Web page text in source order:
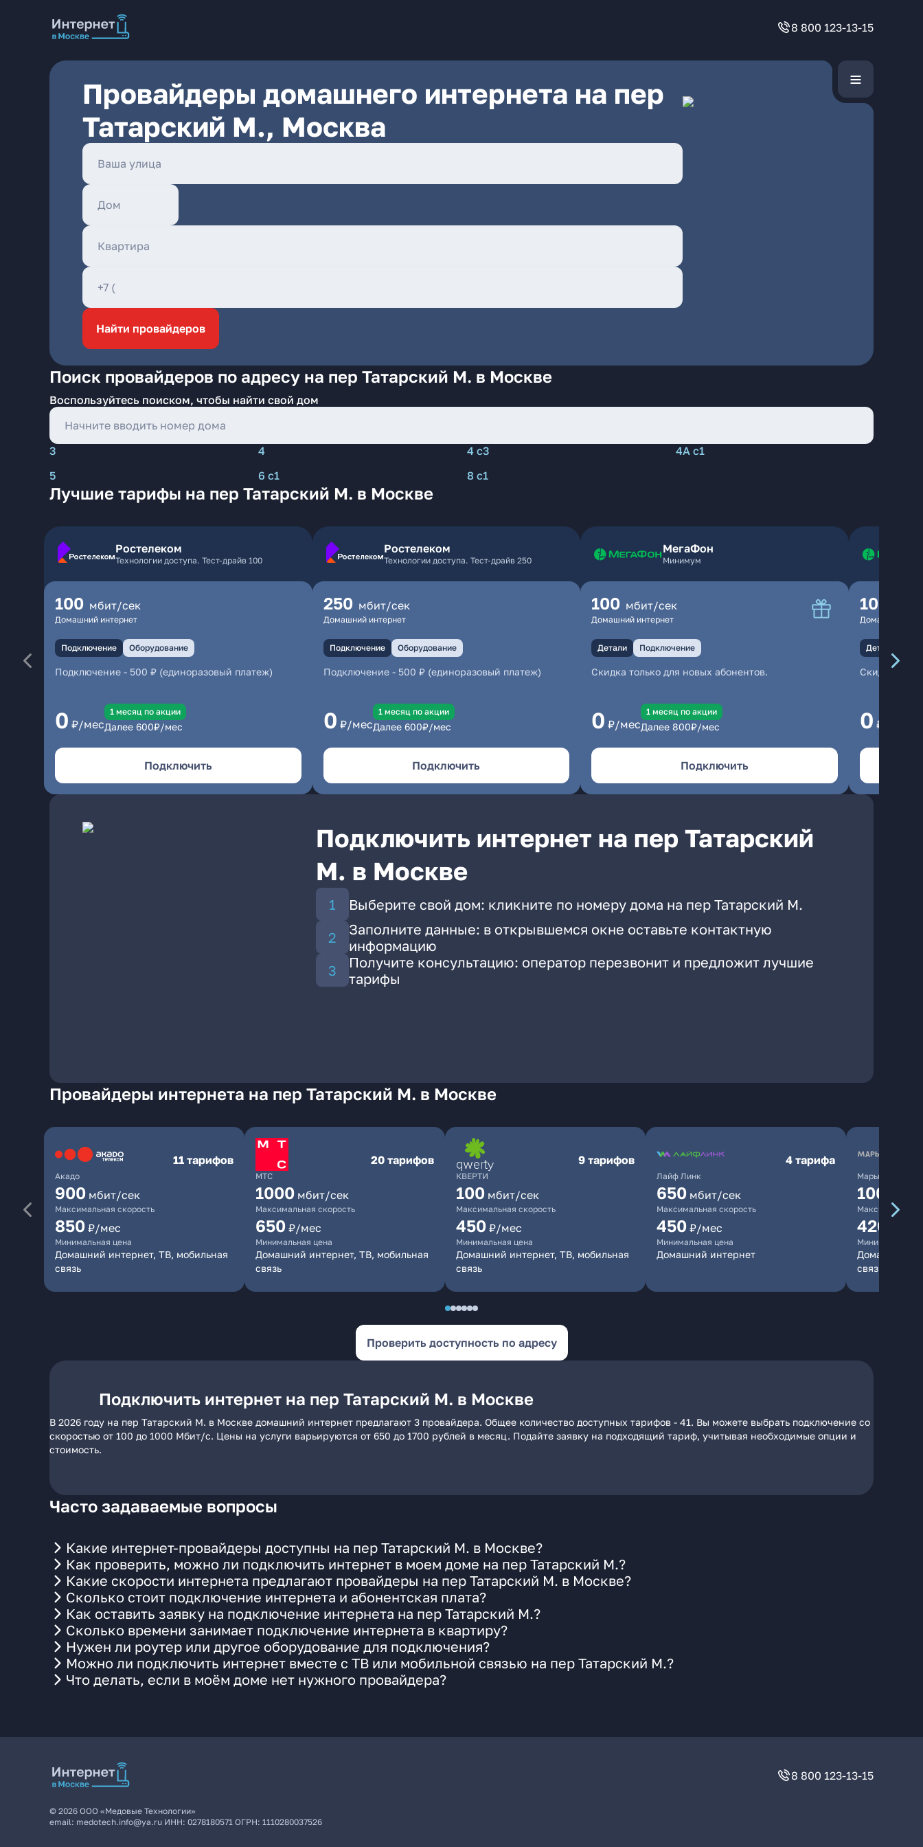
8 800 123-13-15
Провайдеры домашнего интернета на пер
Татарский М., Москва
Найти провайдеров
Поиск провайдеров по адресу на пер Татарский М. в Москве
Воспользуйтесь поиском, чтобы найти свой дом
3 4 4 с3
4А с1
5
6 с1 8 с1
Лучшие тарифы на пер Татарский М. в Москве
Ростелеком
Технологии доступа. Тест-драйв 100
100 мбит/сек
Домашний интернет
Подключение Оборудование
Подключение - 500 ₽ (единоразовый платеж)
0 ₽/мес
1 месяц по акции
Далее 600₽/мес
Подключить
Ростелеком
Технологии доступа. Тест-драйв 250
250 мбит/сек
Домашний интернет
Подключение Оборудование
Подключение- 500 ₽ (единоразовый платеж)
0 ₽/мес
1 месяц по акции
Далее 600₽/мес
Подключить
МегаФон
Минимум
100 мбит/сек
Домашний интернет
Детали Подключение
Скидка только для новых абонентов.
0 ₽/мес
1 месяц по акции
Далее 800₽/мес
Подключить
100
Домашний
Детали
Скидка
0 ₽/мес
Подключить интернет на пер Татарский
М. в Москве
Выберите свой дом: кликните по номеру дома на пер Татарский М.
Заполните данные: в открывшемся окне оставьте контактную
информацию
Получите консультацию: оператор перезвонит и предложит лучшие
тарифы
Провайдеры интернета на пер Татарский М. в Москве
Акадо
11 тарифов
900 мбит/сек
Максимальная скорость
850 ₽/мес
Минимальная цена
Домашний интернет, ТВ, мобильная
связь
МТС
20 тарифов
1000 мбит/сек
Максимальная скорость
650 ₽/мес
Минимальная цена
Домашний интернет, ТВ, мобильная
связь
КВЕРТИ
9 тарифов
100 мбит/сек
Максимальная скорость
450 ₽/мес
Минимальная цена
Домашний интернет, ТВ, мобильная
связь
Лайф Линк
4 тарифа
650 мбит/сек
Максимальная скорость
450 ₽/мес
Минимальная цена
Домашний интернет
Марьино.нет
10000
Максимальная
420
Минимальная
Домашний
связь
Проверить доступность по адресу
Подключить интернет на пер Татарский М. в Москве
В 2026 году на пер Татарский М. в Москве домашний интернет предлагают 3 провайдера. Общее количество доступных тарифов - 41. Вы можете выбрать подключение со
скоростью от 100 до 1000 Мбит/с. Цены на услуги варьируются от 650 до 1700 рублей в месяц. Подайте заявку на подходящий тариф, учитывая необходимые опции и
стоимость.
Часто задаваемые вопросы
Какие интернет-провайдеры доступны на пер Татарский М. в Москве?
Как проверить, можно ли подключить интернет в моем доме на пер Татарский М.?
Какие скорости интернета предлагают провайдеры на пер Татарский М. в Москве?
Сколько стоит подключение интернета и абонентская плата?
Как оставить заявку на подключение интернета на пер Татарский М.?
Сколько времени занимает подключение интернета в квартиру?
Нужен ли роутер или другое оборудование для подключения?
Можно ли подключить интернет вместе с ТВ или мобильной связью на пер Татарский М.?
Что делать, если в моём доме нет нужного провайдера?
8 800 123-13-15
© 2026 ООО «Медовые Технологии»
email: medotech.info@ya.ru ИНН: 0278180571 ОГРН: 1110280037526